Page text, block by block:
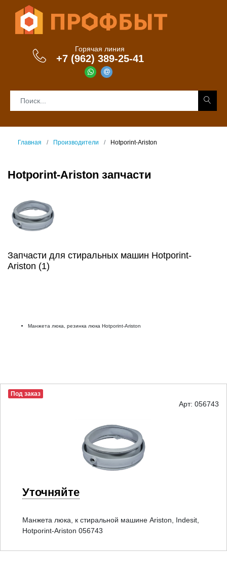
Горячая линия
+7 (962) 389-25-41
Главная Производители Hotporint-Ariston
Hotporint-Ariston запчасти
Запчасти для стиральных машин Hotporint-
Ariston (1)
Манжета люка, резинка люка Hotporint-Ariston
Под заказ
Арт: 056743
Уточняйте
Манжета люка, к стиральной машине Ariston, Indesit,
Hotporint-Ariston 056743